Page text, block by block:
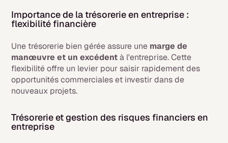
Importance de la trésorerie en entreprise :
flexibilité financière
Une trésorerie bien gérée assure une marge de
manœuvre et un excédentà l'entreprise. Cette
flexibilité offre un levier pour saisir rapidement des
opportunités commerciales et investir dans de
nouveaux projets.
Trésorerie et gestion des risques financiers en
entreprise